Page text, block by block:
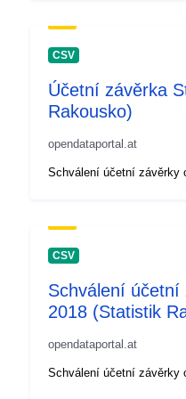
CSV
Účetní závěrka
Rakousko)
opendataportal.at
Schválení účetní závěrky
CSV
Schválení účetní
2018 (Statistik
opendataportal.at
Schválení účetní závěrky